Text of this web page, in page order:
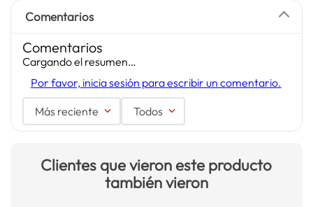
Comentarios
Comentarios
Cargando el resumen…
Por favor, inicia sesión para escribir un comentario.
Más reciente Todos
Clientes que vieron este producto
también vieron